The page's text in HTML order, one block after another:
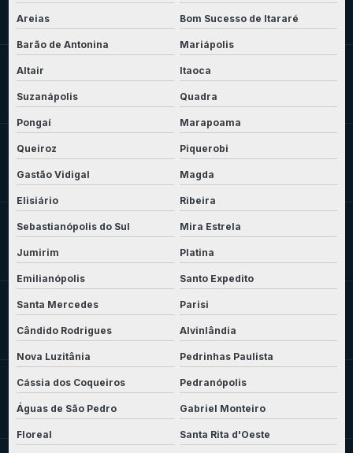
Areias Bom Sucesso de Itararé
Barão de Antonina Mariápolis
Altair Itaoca
Suzanápolis Quadra
Pongaí Marapoama
Queiroz Piquerobi
Gastão Vidigal Magda
Elisiário Ribeira
Sebastianópolis do Sul Mira Estrela
Jumirim Platina
Emilianópolis Santo Expedito
Santa Mercedes Parisi
Cândido Rodrigues Alvinlândia
Nova Luzitânia Pedrinhas Paulista
Cássia dos Coqueiros Pedranópolis
Águas de São Pedro Gabriel Monteiro
Floreal Santa Rita d'Oeste